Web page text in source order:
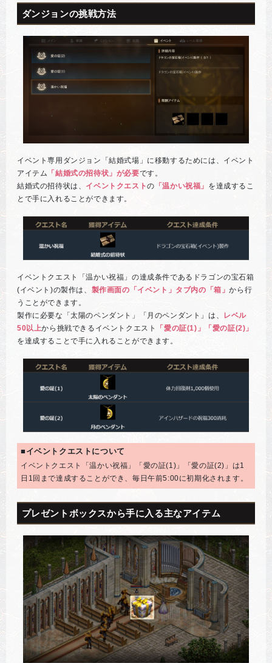
ダンジョンの挑戦方法
イベント専用ダンジョン「結婚式場」に移動するためには、イベント
アイテム 「結婚式の招待状」が必要です。
結婚式の招待状は、 イベントクエストの 「温かい祝福」 を達成するこ
とで手に入れることができます。
イベントクエスト「温かい祝福」の達成条件であるドラゴンの宝石箱
(イベント)の製作は、 製作画面の「イベント」タブ内の「箱」から行
うことができます。
製作に必要な「太陽のペンダント」「月のペンダント」は、
レベル
50以上から挑戦できるイベントクエスト
「愛の証(1)」「愛の証(2)」
を達成することで手に入れることができます。
■イベントクエストについて
イベントクエスト「温かい祝福」「愛の証(1)」「愛の証(2)」は1
日1回まで達成することができ、毎日午前5:00に初期化されます。
プレゼントボックスから手に入る主なアイテム